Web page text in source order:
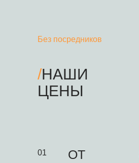
/НАШИ
ЦЕНЫ
Без посредников
ОТ
01